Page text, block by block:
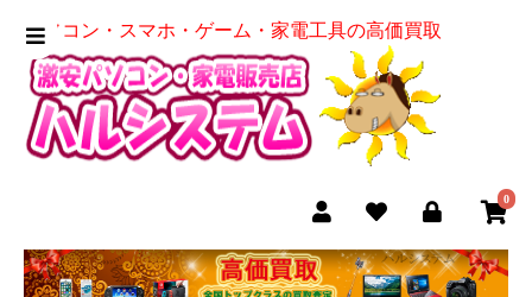
パソコン・スマホ・ゲーム・家電工具の高価買取
0